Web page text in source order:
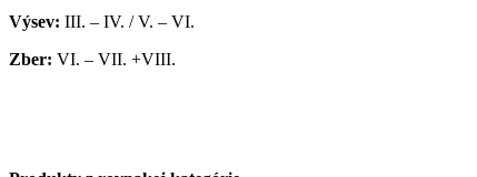
Výsev: III. – IV. / V. – VI.
Zber: VI. – VII. +VIII.